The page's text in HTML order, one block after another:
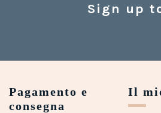
Sign up
Pagamento e
consegna
Il